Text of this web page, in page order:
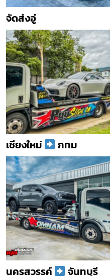
จัดส่งอู่
เชียงใหม่ กทม
นครสวรรค์ จันทบุรี